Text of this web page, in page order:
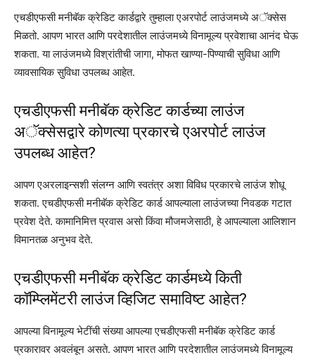
एचडीएफसी मनीबॅक क्रेडिट कार्डद्वारे तुम्हाला एअरपोर्ट लाउंजमध्ये अॅक्सेस
मिळतो. आपण भारत आणि परदेशातील लाउंजमध्ये विनामूल्य प्रवेशाचा आनंद घेऊ
शकता. या लाउंजमध्ये विश्रांतीची जागा, मोफत खाण्या-पिण्याची सुविधा आणि
व्यावसायिक सुविधा उपलब्ध आहेत.
एचडीएफसी मनीबॅक क्रेडिट कार्डच्या लाउंज
अॅक्सेसद्वारे कोणत्या प्रकारचे एअरपोर्ट लाउंज
उपलब्ध आहेत?
आपण एअरलाइन्सशी संलग्न आणि स्वतंत्र अशा विविध प्रकारचे लाउंज शोधू
शकता. एचडीएफसी मनीबॅक क्रेडिट कार्ड आपल्याला लाउंजच्या निवडक गटात
प्रवेश देते. कामानिमित्त प्रवास असो किंवा मौजमजेसाठी, हे आपल्याला आलिशान
विमानतळ अनुभव देते.
एचडीएफसी मनीबॅक क्रेडिट कार्डमध्ये किती
कॉम्प्लिमेंटरी लाउंज व्हिजिट समाविष्ट आहेत?
आपल्या विनामूल्य भेटींची संख्या आपल्या एचडीएफसी मनीबॅक क्रेडिट कार्ड
प्रकारावर अवलंबून असते. आपण भारत आणि परदेशातील लाउंजमध्ये विनामूल्य